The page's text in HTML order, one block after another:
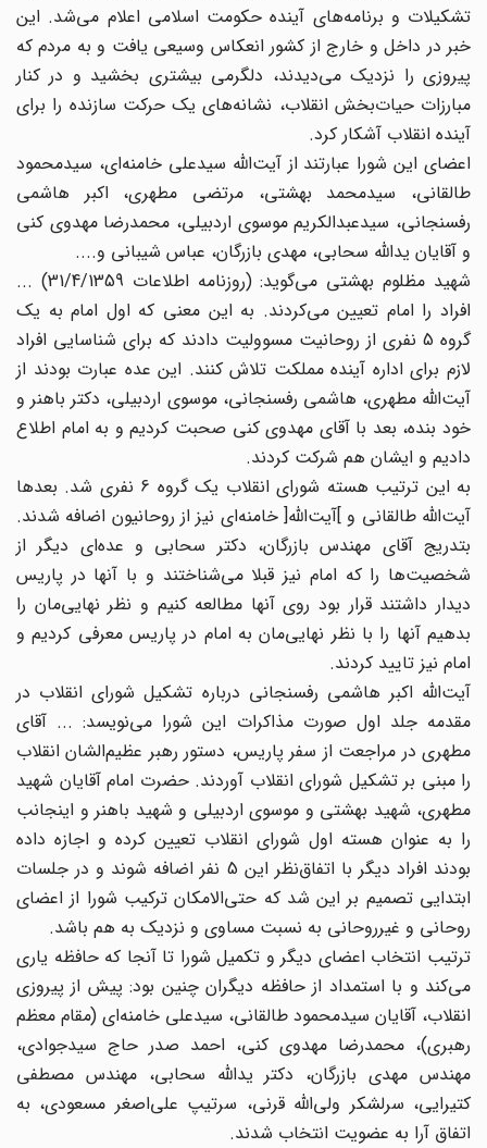
تشکیلات و برنامه‌های آینده حکومت اسلامی اعلام می‌شد. این
خبر در داخل و خارج از کشور انعکاس وسیعی یافت و به مردم که
پیروزی را نزدیک می‌دیدند، دلگرمی بیشتری بخشید و در کنار
مبارزات حیات‌بخش انقلاب، نشانه‌های یک حرکت سازنده را برای
آینده انقلاب آشکار کرد.
اعضای این شورا عبارتند از آیت‌الله سیدعلی خامنه‌ای، سیدمحمود
طالقانی، سیدمحمد بهشتی، مرتضی مطهری، اکبر هاشمی
رفسنجانی، سیدعبدالکریم موسوی اردبیلی، محمدرضا مهدوی کنی
و آقایان یدالله سحابی، مهدی بازرگان، عباس شیبانی و....
شهید مظلوم بهشتی می‌گوید: (روزنامه اطلاعات 31/4/1359)‌ ...
افراد را امام تعیین می‌کردند. به این معنی که اول امام به یک
گروه 5 نفری از روحانیت مسوولیت دادند که برای شناسایی افراد
لازم برای اداره آینده مملکت تلاش کنند. این عده عبارت بودند از
آیت‌الله مطهری، هاشمی رفسنجانی، موسوی اردبیلی، دکتر باهنر و
خود بنده، بعد با آقای مهدوی کنی صحبت کردیم و به امام اطلاع
دادیم و ایشان هم شرکت کردند.
به این ترتیب هسته شورای انقلاب یک گروه 6 نفری شد. بعدها
آیت‌الله طالقانی و ]آیت‌الله[ خامنه‌ای نیز از روحانیون اضافه شدند.
بتدریج آقای مهندس بازرگان، دکتر سحابی و عده‌ای دیگر از
شخصیت‌ها را که امام نیز قبلا می‌شناختند و با آنها در پاریس
دیدار داشتند قرار بود روی آنها مطالعه کنیم و نظر نهایی‌مان را
بدهیم آنها را با نظر نهایی‌مان به امام در پاریس معرفی کردیم و
امام نیز تایید کردند.
آیت‌الله اکبر هاشمی رفسنجانی درباره تشکیل شورای انقلاب در
مقدمه جلد اول صورت مذاکرات این شورا می‌نویسد: ... آقای
مطهری در مراجعت از سفر پاریس، دستور رهبر عظیم‌الشان انقلاب
را مبنی بر تشکیل شورای انقلاب آوردند. حضرت امام آقایان شهید
مطهری، شهید بهشتی و موسوی اردبیلی و شهید باهنر و اینجانب
را به عنوان هسته اول شورای انقلاب تعیین کرده و اجازه داده
بودند افراد دیگر با اتفاق‌نظر این 5 نفر اضافه شوند و در جلسات
ابتدایی تصمیم بر این شد که حتی‌الامکان ترکیب شورا از اعضای
روحانی و غیرروحانی به نسبت مساوی و نزدیک به هم باشد.
ترتیب انتخاب اعضای دیگر و تکمیل شورا تا آنجا که حافظه یاری
می‌کند و با استمداد از حافظه دیگران چنین بود: پیش از پیروزی
انقلاب، آقایان سیدمحمود طالقانی، سیدعلی خامنه‌ای (مقام معظم
رهبری)‌، محمدرضا مهدوی کنی، احمد صدر حاج سیدجوادی،
مهندس مهدی بازرگان، دکتر یدالله سحابی، مهندس مصطفی
کتیرایی، سرلشکر ولی‌الله قرنی، سرتیپ علی‌اصغر مسعودی، به
اتفاق آرا به عضویت انتخاب شدند.